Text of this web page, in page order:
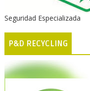
Seguridad Especializada
P&D RECYCLING